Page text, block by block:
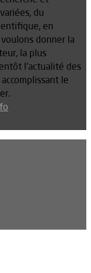
du
en
donner la
la plus
l’actualité des
le